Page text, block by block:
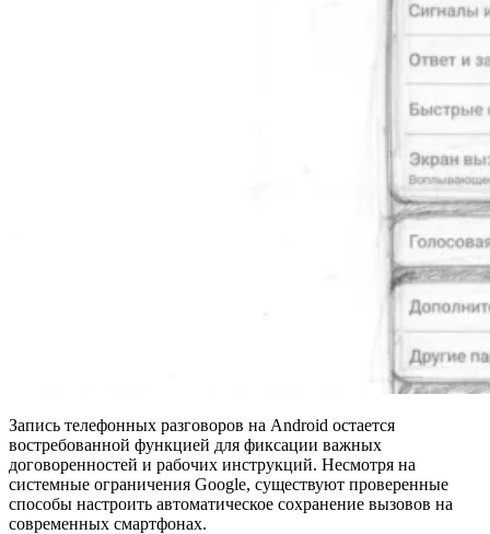
Запись телефонных разговоров на Android остается
востребованной функцией для фиксации важных
договоренностей и рабочих инструкций. Несмотря на
системные ограничения Google, существуют проверенные
способы настроить автоматическое сохранение вызовов на
современных смартфонах.